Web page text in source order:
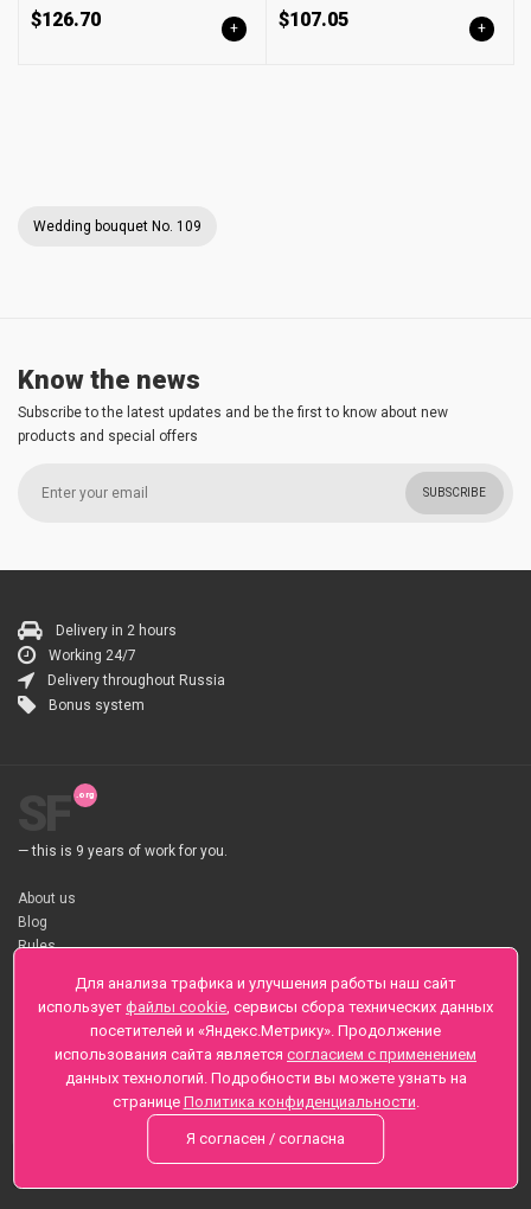
$126.70 + $107.05 +
Wedding bouquet No. 109
Know the news
Subscribe to the latest updates and be the first to know about new
products and special offers
SUBSCRIBE
Delivery in 2 hours
Working 24/7
Delivery throughout Russia
Bonus system
— this is 9 years of work for you.
About us
Blog
Rules
About flower Delivery
Payment
Telegramm
Sankt-Peterburg, Zaozernaya 6
+7 (812) 425-01-16
Questions? Call 24 hours
Для анализа трафика и улучшения работы наш сайт
использует файлы cookie, сервисы сбора технических данных
посетителей и «Яндекс.Метрику». Продолжение
использования сайта является согласием с применением
данных технологий. Подробности вы можете узнать на
странице Политика конфиденциальности.
Я согласен / согласна